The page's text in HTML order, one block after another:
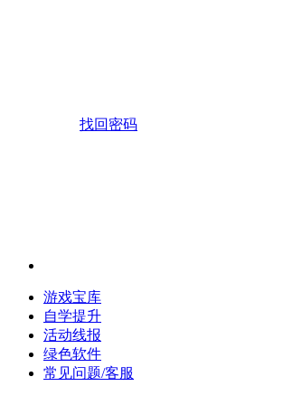
找回密码
游戏宝库
自学提升
活动线报
绿色软件
常见问题/客服